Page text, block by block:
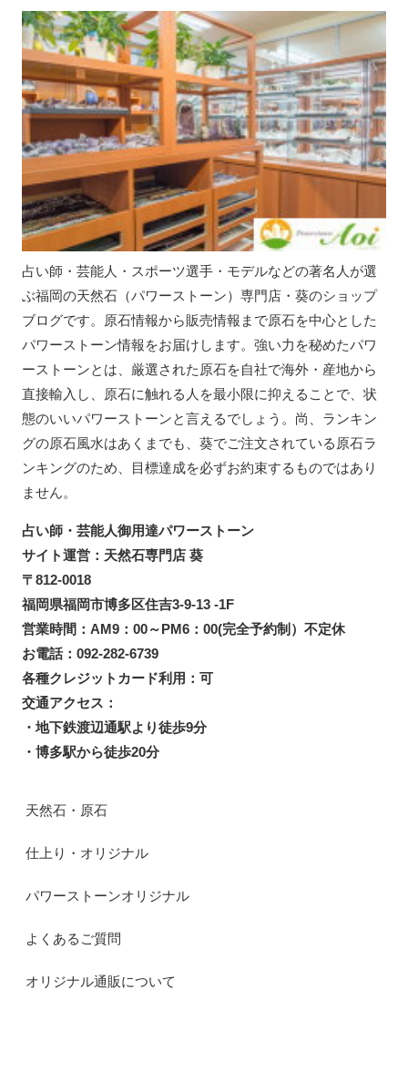
占い師・芸能人・スポーツ選手・モデルなどの著名人が選
ぶ福岡の天然石（パワーストーン）専門店・葵のショップ
ブログです。原石情報から販売情報まで原石を中心とした
パワーストーン情報をお届けします。強い力を秘めたパワ
ーストーンとは、厳選された原石を自社で海外・産地から
直接輸入し、原石に触れる人を最小限に抑えることで、状
態のいいパワーストーンと言えるでしょう。尚、ランキン
グの原石風水はあくまでも、葵でご注文されている原石ラ
ンキングのため、目標達成を必ずお約束するものではあり
ません。
占い師・芸能人御用達パワーストーン
サイト運営：天然石専門店 葵
〒812-0018
福岡県福岡市博多区住吉3-9-13 -1F
営業時間：AM9：00～PM6：00(完全予約制）不定休
お電話：092-282-6739
各種クレジットカード利用：可
交通アクセス：
・地下鉄渡辺通駅より徒歩9分
・博多駅から徒歩20分
天然石・原石
仕上り・オリジナル
パワーストーンオリジナル
よくあるご質問
オリジナル通販について